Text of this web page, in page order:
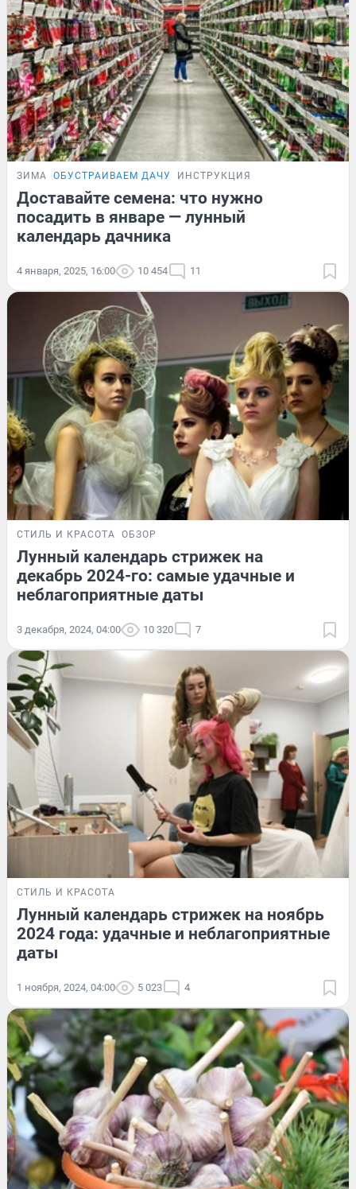
ЗИМА ОБУСТРАИВАЕМ ДАЧУ ИНСТРУКЦИЯ
Доставайте семена: что нужно
посадить в январе — лунный
календарь дачника
4 января, 2025, 16:00 10 454 11
СТИЛЬ И КРАСОТА ОБЗОР
Лунный календарь стрижек на
декабрь 2024-го: самые удачные и
неблагоприятные даты
3 декабря, 2024, 04:00 10 320 7
СТИЛЬ И КРАСОТА
Лунный календарь стрижек на ноябрь
2024 года: удачные и неблагоприятные
даты
1 ноября, 2024, 04:00 5 023 4